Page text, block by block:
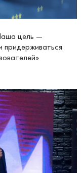
цель —
придерживаться